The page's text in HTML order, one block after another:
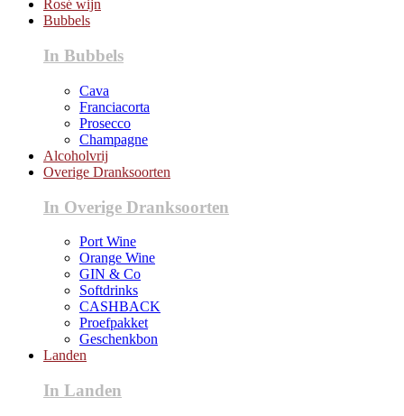
Rosé wijn
Bubbels
In Bubbels
Cava
Franciacorta
Prosecco
Champagne
Alcoholvrij
Overige Dranksoorten
In Overige Dranksoorten
Port Wine
Orange Wine
GIN & Co
Softdrinks
CASHBACK
Proefpakket
Geschenkbon
Landen
In Landen